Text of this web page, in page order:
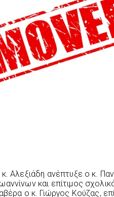
Αλεξιάδη ανέπτυξε ο κ.
και επίτιμος
ο κ. Γιώργος Κούζας,